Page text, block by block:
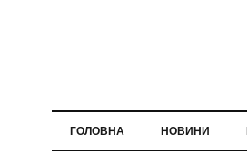
ГОЛОВНА НОВИНИ